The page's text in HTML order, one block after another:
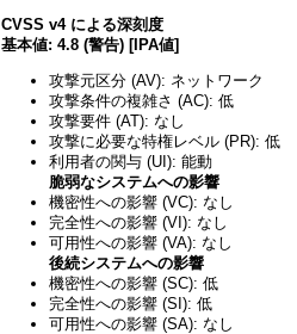
CVSS v4 による深刻度
基本値: 4.8 (警告) [IPA値]
攻撃元区分 (AV): ネットワーク
攻撃条件の複雑さ (AC): 低
攻撃要件 (AT): なし
攻撃に必要な特権レベル (PR): 低
利用者の関与 (UI): 能動
脆弱なシステムへの影響
機密性への影響 (VC): なし
完全性への影響 (VI): なし
可用性への影響 (VA): なし
後続システムへの影響
機密性への影響 (SC): 低
完全性への影響 (SI): 低
可用性への影響 (SA): なし